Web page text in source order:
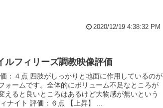
2020/12/19 4:38:32 PM
ルフィリーズ調教映像評価
：４点 四肢がしっかりと地面に作用しているのが
ォームです。全体的にボリューム不足なところが
えると良いところはあるけど大物感が無いという
ナイト 評価：６点 【上昇】 ...